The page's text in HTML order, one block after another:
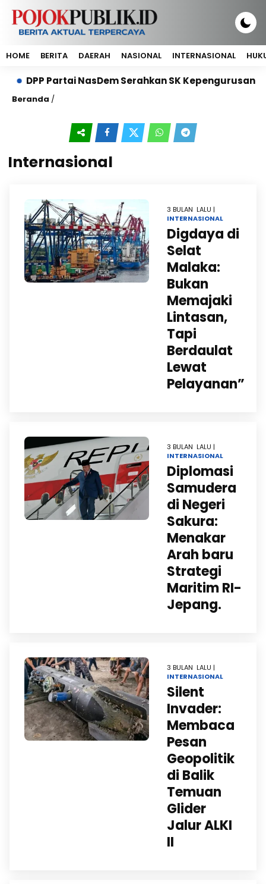
HOME BERITA DAERAH NASIONAL INTERNASIONAL
Partai NasDem Serahkan SK Kepengurusan DPP
Beranda /
Internasional
3 BULAN LALU |
INTERNASIONAL
Digdaya di
Selat
Malaka:
Bukan
Memajaki
Lintasan,
Tapi
Berdaulat
Lewat
Pelayanan”
3 BULAN LALU |
INTERNASIONAL
Diplomasi
Samudera
di Negeri
Sakura:
Menakar
Arah baru
Strategi
Maritim RI-
Jepang.
3 BULAN LALU |
INTERNASIONAL
Silent
Invader:
Membaca
Pesan
Geopolitik
di Balik
Temuan
Glider
Jalur ALKI
II